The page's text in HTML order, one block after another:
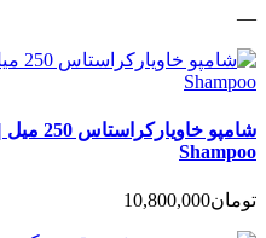
—
Shampoo
تومان10,800,000